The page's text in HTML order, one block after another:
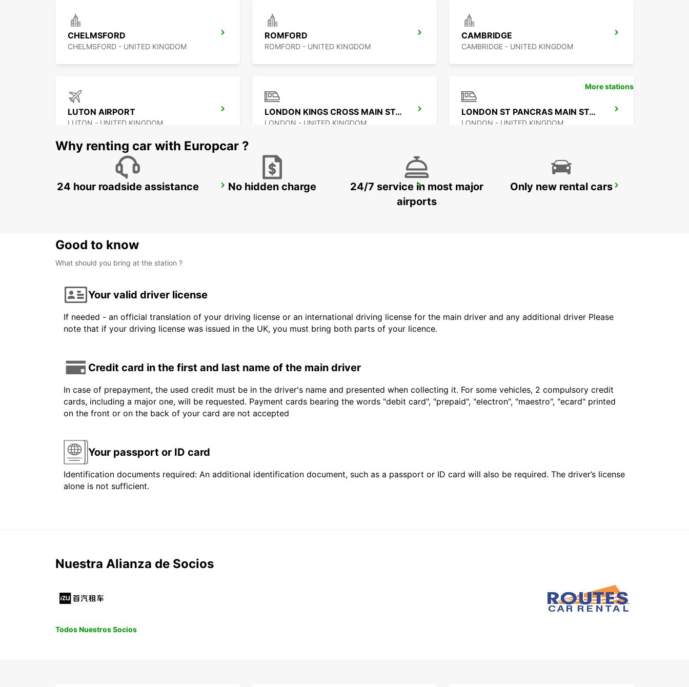
CHELMSFORD
CHELMSFORD - UNITED KINGDOM
ROMFORD
ROMFORD - UNITED KINGDOM
CAMBRIDGE
CAMBRIDGE - UNITED KINGDOM
LUTON AIRPORT
LUTON - UNITED KINGDOM
LONDON KINGS CROSS MAIN STATION
LONDON - UNITED KINGDOM
LONDON ST PANCRAS MAIN STATION
LONDON - UNITED KINGDOM
DARTFORD WATFORD LONDON PARK ROYAL
More stations
Why renting car with Europcar ?
24 hour roadside assistance No hidden charge
24/7 service in most major
airports
Only new rental cars
Good to know
What should you bring at the station ?
Your valid driver license
If needed - an official translation of your driving license or an international driving license for the main driver and any additional driver Please
note that if your driving license was issued in the UK, you must bring both parts of your licence.
Credit card in the first and last name of the main driver
In case of prepayment, the used credit must be in the driver's name and presented when collecting it. For some vehicles, 2 compulsory credit
cards, including a major one, will be requested. Payment cards bearing the words "debit card", "prepaid", "electron", "maestro", "ecard" printed
on the front or on the back of your card are not accepted
Your passport or ID card
Identification documents required: An additional identification document, such as a passport or ID card will also be required. The driver’s license
alone is not sufficient.
Nuestra Alianza de Socios
Todos Nuestros Socios